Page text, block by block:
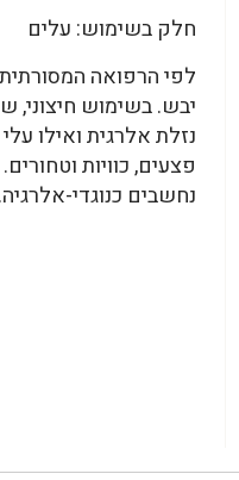
חלק בשימוש: עלים
לפי הרפואה
יבש. בשימוש חיצוני,
נזלת אלרגית ואילו
פצעים, כוויות
נחשבים כנוגדי-אלרגיה.